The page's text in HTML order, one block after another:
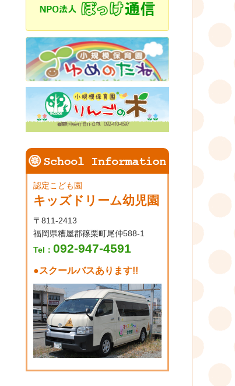
認定こども園
キッズドリーム幼児園
〒811-2413
福岡県糟屋郡篠栗町尾仲588-1
Tel：092-947-4591
●スクールバスあります!!